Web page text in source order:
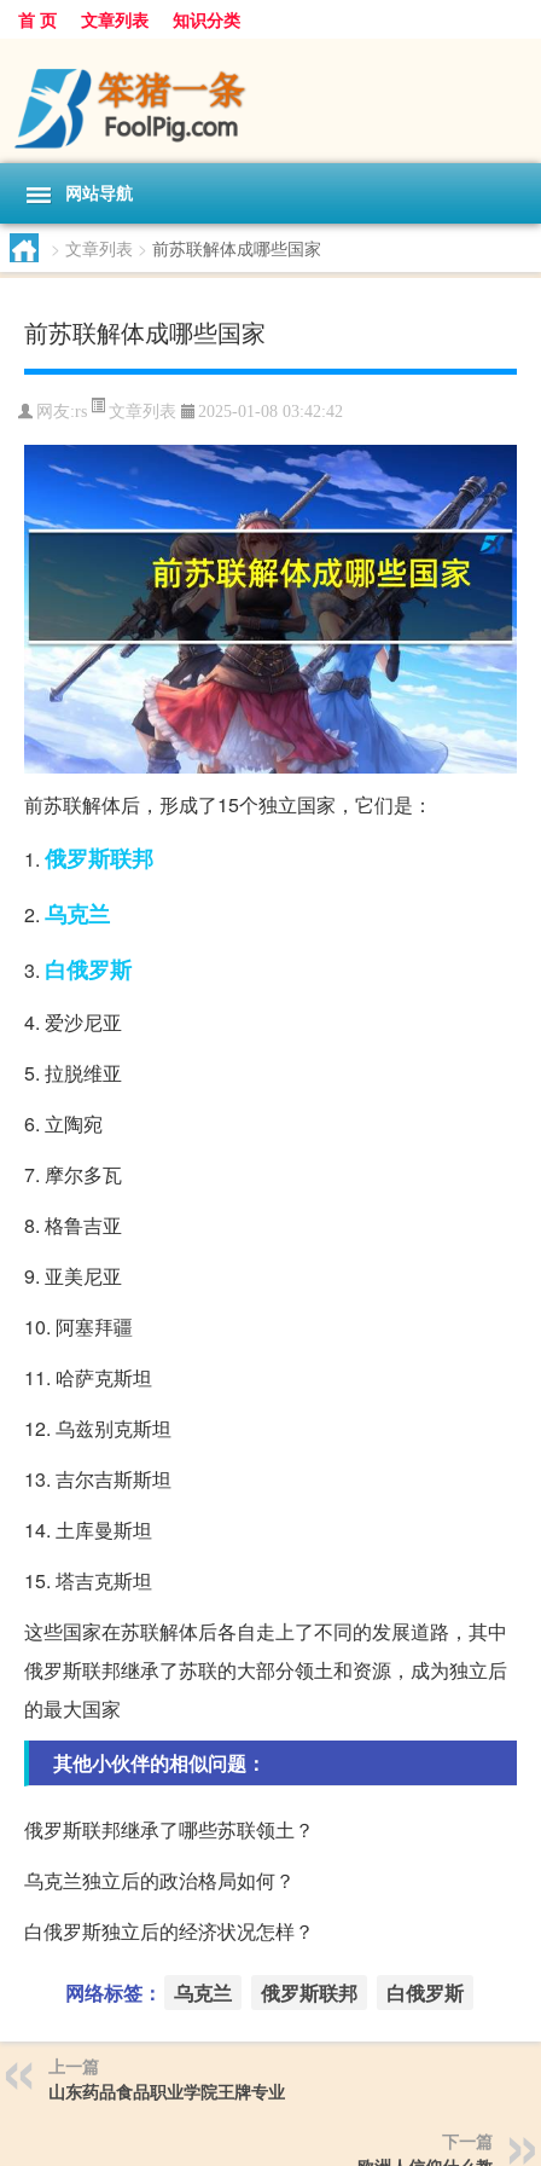
首 页 文章列表 知识分类
网站导航
> 文章列表 > 前苏联解体成哪些国家
前苏联解体成哪些国家
网友:rs 文章列表 2025-01-08 03:42:42
前苏联解体后，形成了15个独立国家，它们是：
1. 俄罗斯联邦
2. 乌克兰
3. 白俄罗斯
4. 爱沙尼亚
5. 拉脱维亚
6. 立陶宛
7. 摩尔多瓦
8. 格鲁吉亚
9. 亚美尼亚
10. 阿塞拜疆
11. 哈萨克斯坦
12. 乌兹别克斯坦
13. 吉尔吉斯斯坦
14. 土库曼斯坦
15. 塔吉克斯坦
这些国家在苏联解体后各自走上了不同的发展道路，其中
俄罗斯联邦继承了苏联的大部分领土和资源，成为独立后
的最大国家
其他小伙伴的相似问题：
俄罗斯联邦继承了哪些苏联领土？
乌克兰独立后的政治格局如何？
白俄罗斯独立后的经济状况怎样？
网络标签： 乌克兰 俄罗斯联邦 白俄罗斯
上一篇
山东药品食品职业学院王牌专业
下一篇